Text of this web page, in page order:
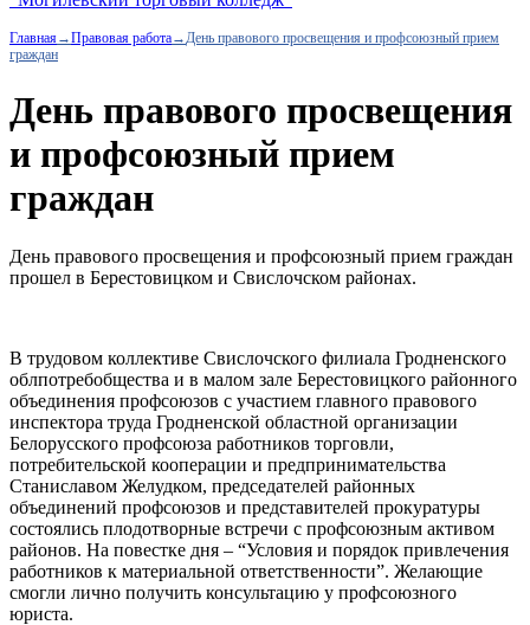
Главная→Правовая работа→День правового просвещения и профсоюзный прием
граждан
День правового просвещения
и профсоюзный прием
граждан
День правового просвещения и профсоюзный прием граждан
прошел в Берестовицком и Свислочском районах.
В трудовом коллективе Свислочского филиала Гродненского
облпотребобщества и в малом зале Берестовицкого районного
объединения профсоюзов с участием главного правового
инспектора труда Гродненской областной организации
Белорусского профсоюза работников торговли,
потребительской кооперации и предпринимательства
Станиславом Желудком, председателей районных
объединений профсоюзов и представителей прокуратуры
состоялись плодотворные встречи с профсоюзным активом
районов. На повестке дня – “Условия и порядок привлечения
работников к материальной ответственности”. Желающие
смогли лично получить консультацию у профсоюзного
юриста.